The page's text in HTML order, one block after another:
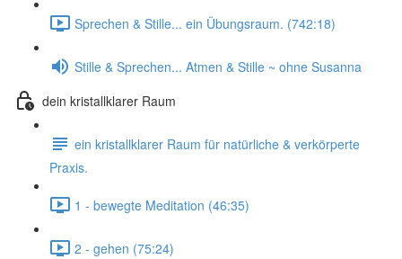
Sprechen & Stille... ein Übungsraum. (742:18)
Stille & Sprechen... Atmen & Stille ~ ohne Susanna
dein kristallklarer Raum
ein kristallklarer Raum für natürliche & verkörperte
Praxis.
1 - bewegte Meditation (46:35)
2 - gehen (75:24)